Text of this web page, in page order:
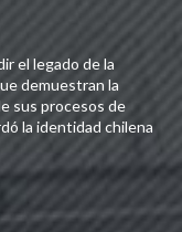
el legado de la
demuestran la
sus procesos de
la identidad chilena